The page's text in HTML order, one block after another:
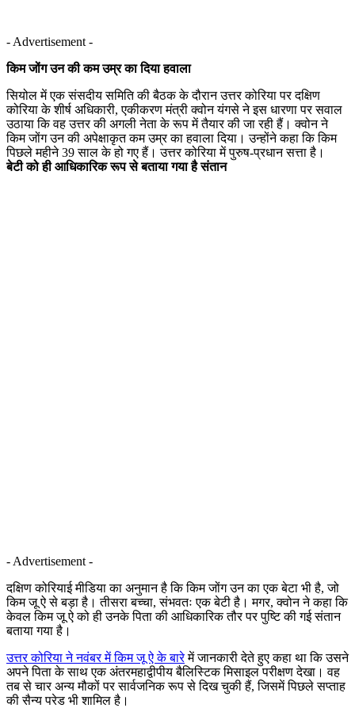
- Advertisement -
किम जोंग उन की कम उम्र का दिया हवाला
सियोल में एक संसदीय समिति की बैठक के दौरान उत्तर कोरिया पर दक्षिण
कोरिया के शीर्ष अधिकारी, एकीकरण मंत्री क्वोन यंगसे ने इस धारणा पर सवाल
उठाया कि वह उत्तर की अगली नेता के रूप में तैयार की जा रही हैं। क्वोन ने
किम जोंग उन की अपेक्षाकृत कम उम्र का हवाला दिया। उन्होंने कहा कि किम
पिछले महीने 39 साल के हो गए हैं। उत्तर कोरिया में पुरुष-प्रधान सत्ता है।
बेटी को ही आधिकारिक रूप से बताया गया है संतान
- Advertisement -
दक्षिण कोरियाई मीडिया का अनुमान है कि किम जोंग उन का एक बेटा भी है, जो
किम जू ऐ से बड़ा है। तीसरा बच्चा, संभवतः एक बेटी है। मगर, क्वोन ने कहा कि
केवल किम जू ऐ को ही उनके पिता की आधिकारिक तौर पर पुष्टि की गई संतान
बताया गया है।
उत्तर कोरिया ने नवंबर में किम जू ऐ के बारेमें जानकारी देते हुए कहा था कि उसने
अपने पिता के साथ एक अंतरमहाद्वीपीय बैलिस्टिक मिसाइल परीक्षण देखा। वह
तब से चार अन्य मौकों पर सार्वजनिक रूप से दिख चुकी हैं, जिसमें पिछले सप्ताह
की सैन्य परेड भी शामिल है।